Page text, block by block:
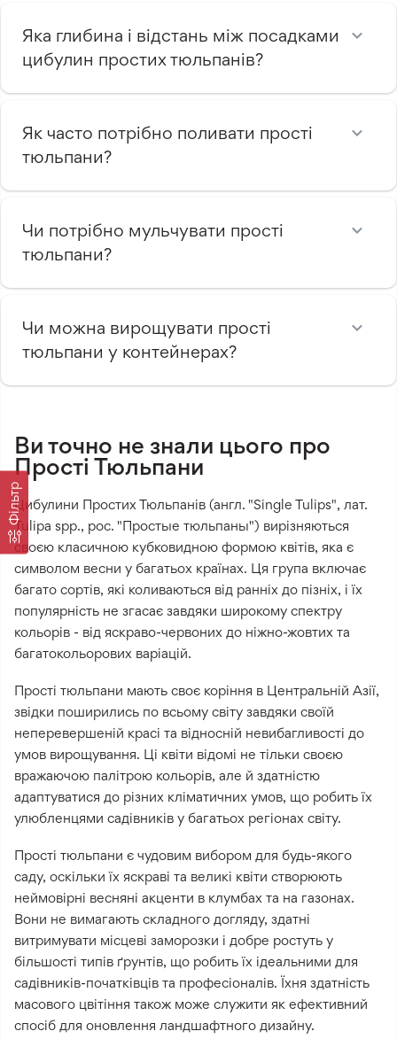
Фільтр
Яка глибина і відстань між посадками
цибулин простих тюльпанів?
Як часто потрібно поливати прості
тюльпани?
Чи потрібно мульчувати прості
тюльпани?
Чи можна вирощувати прості
тюльпани у контейнерах?
Ви точно не знали цього про
Прості Тюльпани
Цибулини Простих Тюльпанів (англ. "Single Tulips", лат.
Tulipa spp., рос. "Простые тюльпаны") вирізняються
своєю класичною кубковидною формою квітів, яка є
символом весни у багатьох країнах. Ця група включає
багато сортів, які коливаються від ранніх до пізніх, і їх
популярність не згасає завдяки широкому спектру
кольорів - від яскраво-червоних до ніжно-жовтих та
багатокольорових варіацій.
Прості тюльпани мають своє коріння в Центральній Азії,
звідки поширились по всьому світу завдяки своїй
неперевершеній красі та відносній невибагливості до
умов вирощування. Ці квіти відомі не тільки своєю
вражаючою палітрою кольорів, але й здатністю
адаптуватися до різних кліматичних умов, що робить їх
улюбленцями садівників у багатьох регіонах світу.
Прості тюльпани є чудовим вибором для будь-якого
саду, оскільки їх яскраві та великі квіти створюють
неймовірні весняні акценти в клумбах та на газонах.
Вони не вимагають складного догляду, здатні
витримувати місцеві заморозки і добре ростуть у
більшості типів ґрунтів, що робить їх ідеальними для
садівників-початківців та професіоналів. Їхня здатність
масового цвітіння також може служити як ефективний
спосіб для оновлення ландшафтного дизайну.